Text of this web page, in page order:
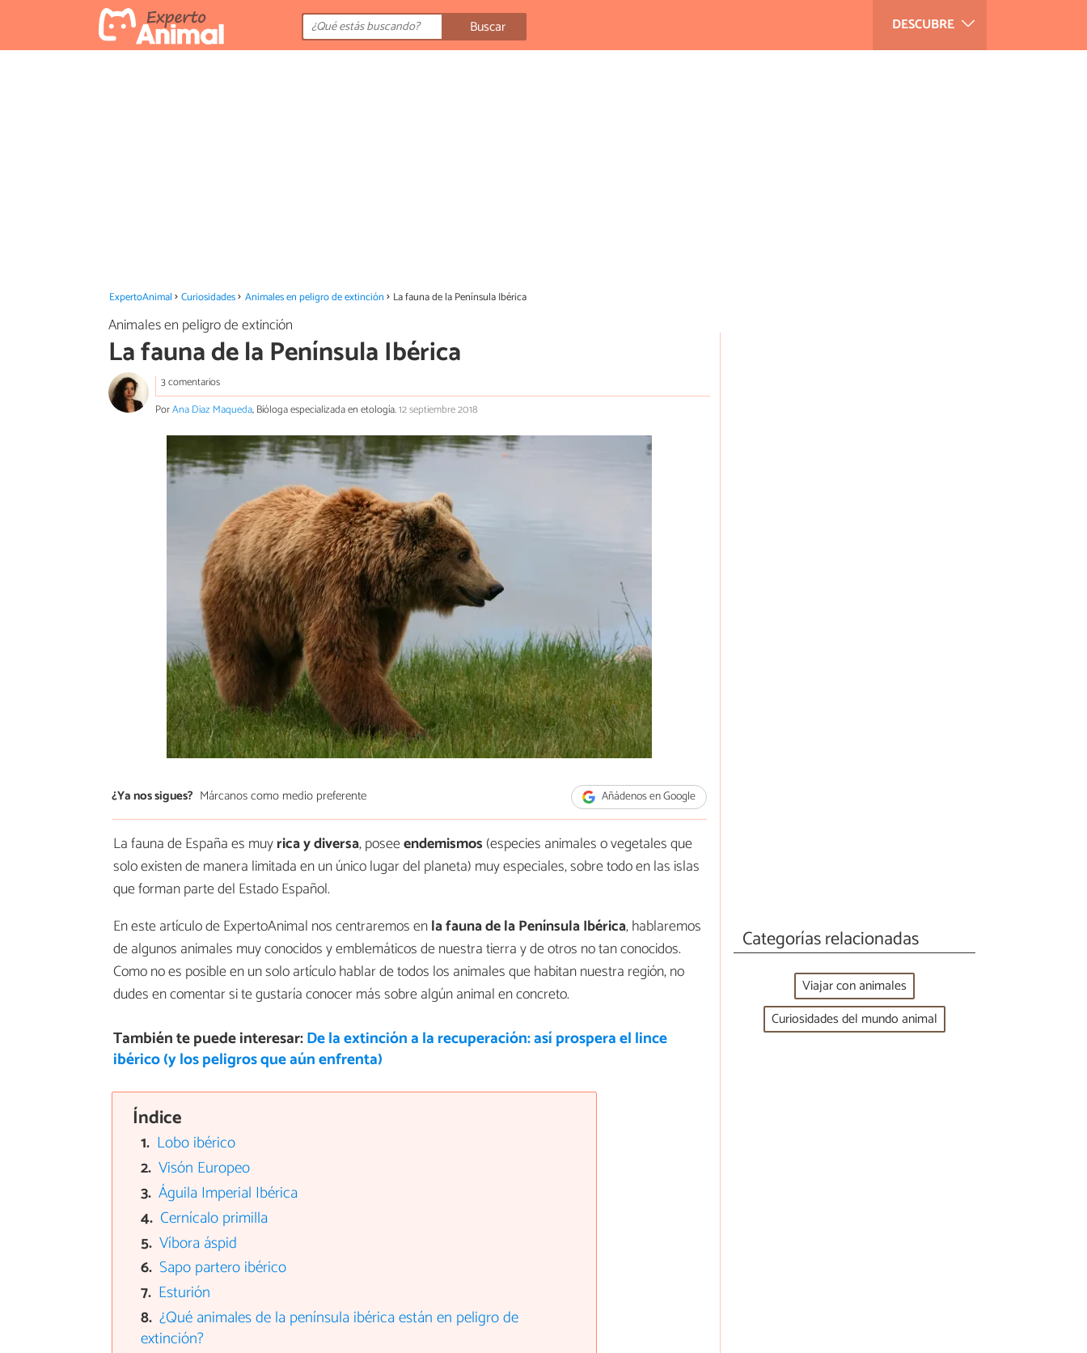
DESCUBRE
Buscar
ExpertoAnimal Curiosidades Animales en peligro de extinción La fauna de la Península Ibérica
Animales en peligro de extinción
La fauna de la Península Ibérica
3 comentarios
PorAna Diaz Maqueda, Bióloga especializada en etología.12 septiembre 2018
¿Ya nos sigues? Márcanos como medio preferente Añádenos en Google
La fauna de España es muyrica y diversa, poseeendemismos (especies animales o vegetales que
solo existen de manera limitada en un único lugar del planeta) muy especiales, sobre todo en las islas
que forman parte del Estado Español.
En este artículo de ExpertoAnimal nos centraremos enla fauna de la Península Ibérica, hablaremos
de algunos animales muy conocidos y emblemáticos de nuestra tierra y de otros no tan conocidos.
Como no es posible en un solo artículo hablar de todos los animales que habitan nuestra región, no
dudes en comentar si te gustaría conocer más sobre algún animal en concreto.
También te puede interesar:De la extinción a la recuperación: así prospera el lince
ibérico (y los peligros que aún enfrenta)
Índice
Lobo ibérico
Visón Europeo
Águila Imperial Ibérica
Cernícalo primilla
Víbora áspid
Sapo partero ibérico
Esturión
¿Qué animales de la península ibérica están en peligro de
extinción?
Categorías relacionadas
Viajar con animales
Curiosidades del mundo animal